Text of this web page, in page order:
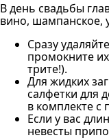
В день свадьбы
вино, шампанское,
Сразу
промокните
трите!).
Для жидких
салфетки для
в комплекте с
Если у вас
невесты